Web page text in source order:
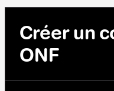
Créer un
ONF